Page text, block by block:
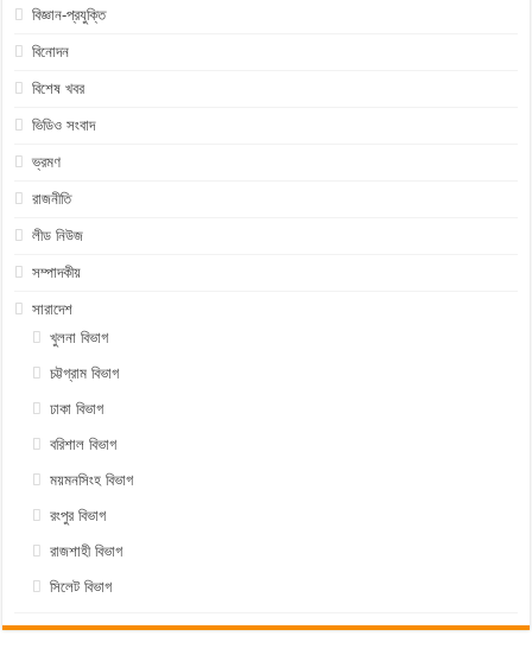
বিজ্ঞান-প্রযুক্তি
বিনোদন
বিশেষ খবর
ভিডিও সংবাদ
ভ্রমণ
রাজনীতি
লীড নিউজ
সম্পাদকীয়
সারাদেশ
খুলনা বিভাগ
চট্টগ্রাম বিভাগ
ঢাকা বিভাগ
বরিশাল বিভাগ
ময়মনসিংহ বিভাগ
রংপুর বিভাগ
রাজশাহী বিভাগ
সিলেট বিভাগ